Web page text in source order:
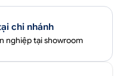
chi nhánh
nghiệp tại showroom